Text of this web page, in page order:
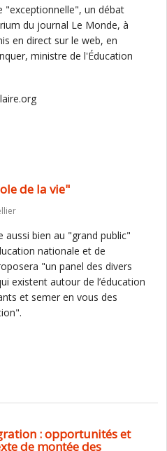
"exceptionnelle", un débat
du journal Le Monde, à
en direct sur le web, en
ministre de l'Éducation
de la vie"
aussi bien au "grand public"
nationale et de
"un panel des divers
existent autour de l’éducation
et semer en vous des
: opportunités et
de montée des